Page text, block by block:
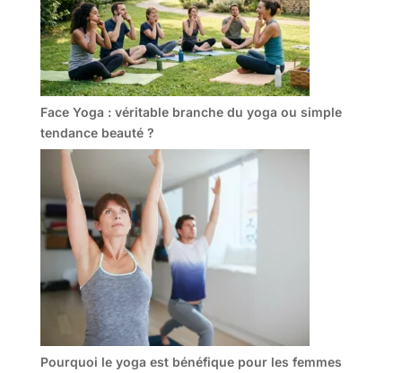
Face Yoga : véritable branche du yoga ou simple
tendance beauté ?
Pourquoi le yoga est bénéfique pour les femmes